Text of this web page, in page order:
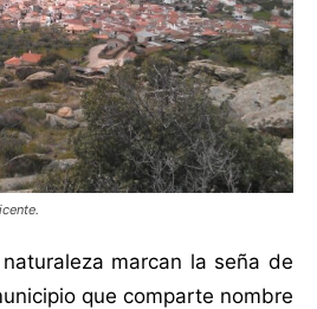
marcan la seña de
que comparte nombre